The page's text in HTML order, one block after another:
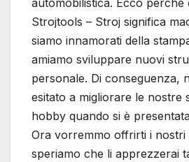
automobilistica. Ecco perché
Strojtools – Stroj significa
siamo innamorati della
amiamo sviluppare nuovi
personale. Di conseguenza,
esitato a migliorare le nostre
hobby quando si è
Ora vorremmo offrirti i nostri
speriamo che li apprezzerai